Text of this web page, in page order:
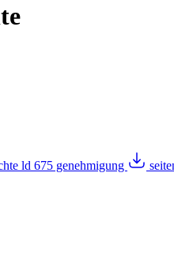
ld 675 genehmigung